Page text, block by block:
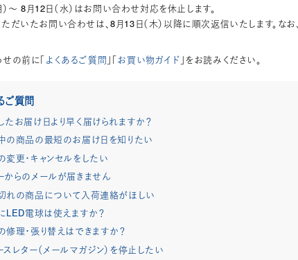
）～ 8月12日（水）はお問い合わせ対応を休止します。
だいたお問い合わせは、8月13日（木）以降に順次返信いたします。なお
の前に「よくあるご質問 」「お買い物ガイド 」をお読みください。
ご質問
たお届け日より早く届けられますか？
の商品の最短のお届け日を知りたい
変更・キャンセルをしたい
からのメールが届きません
れの商品について入荷連絡がほしい
LED電球は使えますか？
修理・張り替えはできますか？
スレター（メールマガジン）を停止したい